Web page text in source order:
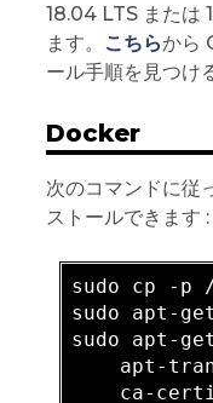
18.04 LTS または
ます。
こちらから
ール手順を見つけ
Docker
次のコマンドに
ストールできます :
sudo cp -
sudo apt-
sudo apt-
apt-
ca-